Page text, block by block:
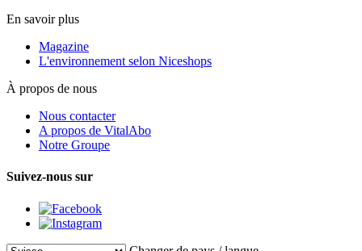
En savoir plus
Magazine
L'environnement selon Niceshops
À propos de nous
Nous contacter
A propos de VitalAbo
Notre Groupe
Suivez-nous sur